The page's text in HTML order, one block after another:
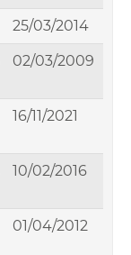
25/03/2014
02/03/2009
16/11/2021
10/02/2016
01/04/2012